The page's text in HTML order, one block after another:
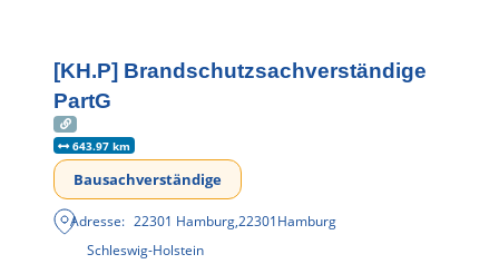
[KH.P] Brandschutzsachverständige
PartG
643.97 km
Bausachverständige
Adresse: 22301 Hamburg,22301Hamburg
Schleswig-Holstein